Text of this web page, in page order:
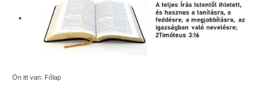
CEGLÉDI REFORMÁTUS ÁLTALÁNOS
ISKOLA ÉS ÓVODA
Ön itt van: Főlap